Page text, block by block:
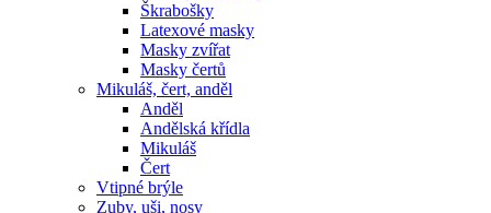
Škrabošky
Latexové masky
Masky zvířat
Masky čertů
Mikuláš, čert, anděl
Anděl
Andělská křídla
Mikuláš
Čert
Vtipné brýle
Zuby, uši, nosy